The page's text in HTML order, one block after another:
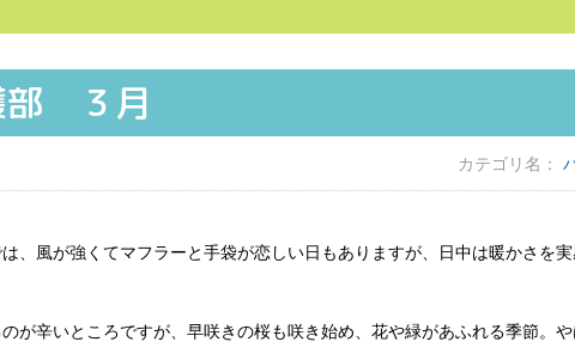
部 ３月
カテゴリ名：
、風が強くてマフラーと手袋が恋しい日もありますが、日中は暖かさを
が辛いところですが、早咲きの桜も咲き始め、花や緑があふれる季節。